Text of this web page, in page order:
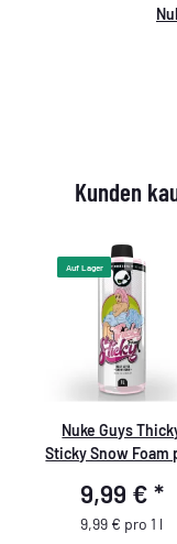
Kunden
Auf Lager
Nuke Guys
Sticky Snow Foam
9,99 € *
9,99 € pro 1 l